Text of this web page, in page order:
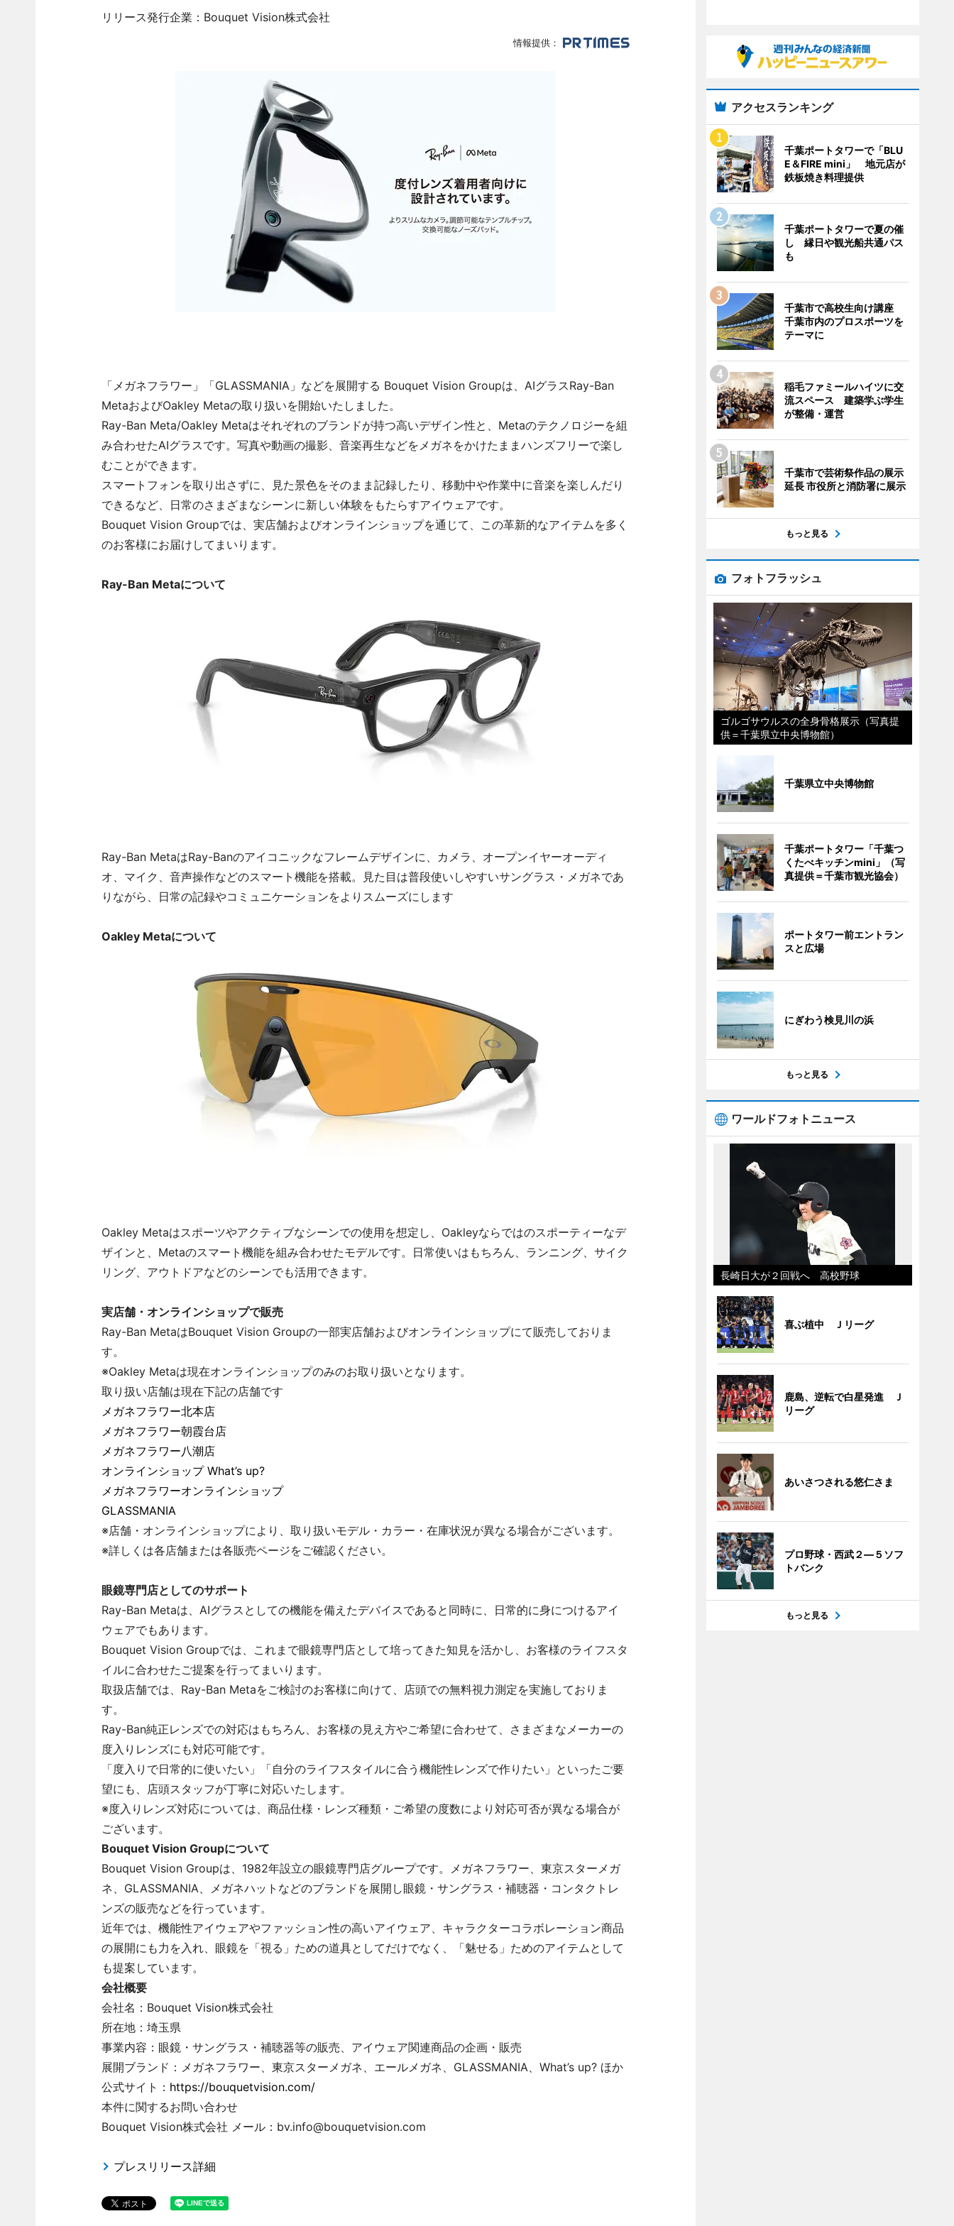
リリース発行企業：Bouquet Vision株式会社
情報提供：
「メガネフラワー」「GLASSMANIA」などを展開する Bouquet Vision Groupは、AIグラスRay-Ban
MetaおよびOakley Metaの取り扱いを開始いたしました。
Ray-Ban Meta/Oakley Metaはそれぞれのブランドが持つ高いデザイン性と、Metaのテクノロジーを組
み合わせたAIグラスです。写真や動画の撮影、音楽再生などをメガネをかけたままハンズフリーで楽し
むことができます。
スマートフォンを取り出さずに、見た景色をそのまま記録したり、移動中や作業中に音楽を楽しんだり
できるなど、日常のさまざまなシーンに新しい体験をもたらすアイウェアです。
Bouquet Vision Groupでは、実店舗およびオンラインショップを通じて、この革新的なアイテムを多く
のお客様にお届けしてまいります。
Ray-Ban Metaについて
Ray-Ban MetaはRay-Banのアイコニックなフレームデザインに、カメラ、オープンイヤーオーディ
オ、マイク、音声操作などのスマート機能を搭載。見た目は普段使いしやすいサングラス・メガネであ
りながら、日常の記録やコミュニケーションをよりスムーズにします
Oakley Metaについて
Oakley Metaはスポーツやアクティブなシーンでの使用を想定し、Oakleyならではのスポーティーなデ
ザインと、Metaのスマート機能を組み合わせたモデルです。日常使いはもちろん、ランニング、サイク
リング、アウトドアなどのシーンでも活用できます。
実店舗・オンラインショップで販売
Ray-Ban MetaはBouquet Vision Groupの一部実店舗およびオンラインショップにて販売しておりま
す。
※Oakley Metaは現在オンラインショップのみのお取り扱いとなります。
取り扱い店舗は現在下記の店舗です
メガネフラワー北本店
メガネフラワー朝霞台店
メガネフラワー八潮店
オンラインショップ What’s up?
メガネフラワーオンラインショップ
GLASSMANIA
※店舗・オンラインショップにより、取り扱いモデル・カラー・在庫状況が異なる場合がございます。
※詳しくは各店舗または各販売ページをご確認ください。
眼鏡専門店としてのサポート
Ray-Ban Metaは、AIグラスとしての機能を備えたデバイスであると同時に、日常的に身につけるアイ
ウェアでもあります。
Bouquet Vision Groupでは、これまで眼鏡専門店として培ってきた知見を活かし、お客様のライフスタ
イルに合わせたご提案を行ってまいります。
取扱店舗では、Ray-Ban Metaをご検討のお客様に向けて、店頭での無料視力測定を実施しておりま
す。
Ray-Ban純正レンズでの対応はもちろん、お客様の見え方やご希望に合わせて、さまざまなメーカーの
度入りレンズにも対応可能です。
「度入りで日常的に使いたい」「自分のライフスタイルに合う機能性レンズで作りたい」といったご要
望にも、店頭スタッフが丁寧に対応いたします。
※度入りレンズ対応については、商品仕様・レンズ種類・ご希望の度数により対応可否が異なる場合が
ございます。
Bouquet Vision Groupについて
Bouquet Vision Groupは、1982年設立の眼鏡専門店グループです。メガネフラワー、東京スターメガ
ネ、GLASSMANIA、メガネハットなどのブランドを展開し眼鏡・サングラス・補聴器・コンタクトレ
ンズの販売などを行っています。
近年では、機能性アイウェアやファッション性の高いアイウェア、キャラクターコラボレーション商品
の展開にも力を入れ、眼鏡を「視る」ための道具としてだけでなく、「魅せる」ためのアイテムとして
も提案しています。
会社概要
会社名：Bouquet Vision株式会社
所在地：埼玉県
事業内容：眼鏡・サングラス・補聴器等の販売、アイウェア関連商品の企画・販売
展開ブランド：メガネフラワー、東京スターメガネ、エールメガネ、GLASSMANIA、What’s up? ほか
公式サイト： https://bouquetvision.com/
本件に関するお問い合わせ
Bouquet Vision株式会社 メール：bv.info@bouquetvision.com
プレスリリース詳細
アクセスランキング
千葉ポートタワーで「BLU
E＆FIRE mini」 地元店が
鉄板焼き料理提供
千葉ポートタワーで夏の催
し 縁日や観光船共通パス
も
千葉市で高校生向け講座
千葉市内のプロスポーツを
テーマに
稲毛ファミールハイツに交
流スペース 建築学ぶ学生
が整備・運営
千葉市で芸術祭作品の展示
延長 市役所と消防署に展示
もっと見る
フォトフラッシュ
ゴルゴサウルスの全身骨格展示（写真提
供＝千葉県立中央博物館）
千葉県立中央博物館
千葉ポートタワー「千葉つ
くたべキッチンmini」（写
真提供＝千葉市観光協会）
ポートタワー前エントラン
スと広場
にぎわう検見川の浜
もっと見る
ワールドフォトニュース
長崎日大が２回戦へ 高校野球
喜ぶ植中 Ｊリーグ
鹿島、逆転で白星発進 Ｊ
リーグ
あいさつされる悠仁さま
プロ野球・西武２―５ソフ
トバンク
もっと見る